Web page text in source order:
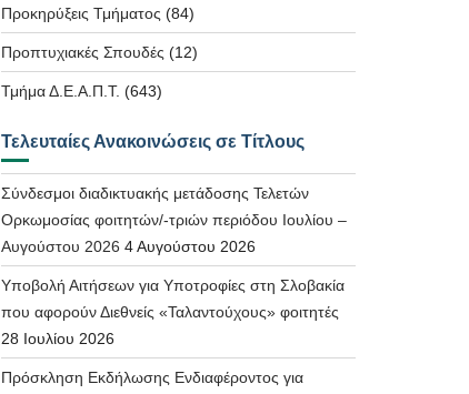
Προκηρύξεις Τμήματος (84)
Προπτυχιακές Σπουδές (12)
Τμήμα Δ.Ε.Α.Π.Τ. (643)
Τελευταίες Ανακοινώσεις σε Τίτλους
Σύνδεσμοι διαδικτυακής μετάδοσης Τελετών
Ορκωμοσίας φοιτητών/-τριών περιόδου Ιουλίου –
Αυγούστου 2026 4 Αυγούστου 2026
Υποβολή Αιτήσεων για Υποτροφίες στη Σλοβακία
που αφορούν Διεθνείς «Ταλαντούχους» φοιτητές
28 Ιουλίου 2026
Πρόσκληση Εκδήλωσης Ενδιαφέροντος για